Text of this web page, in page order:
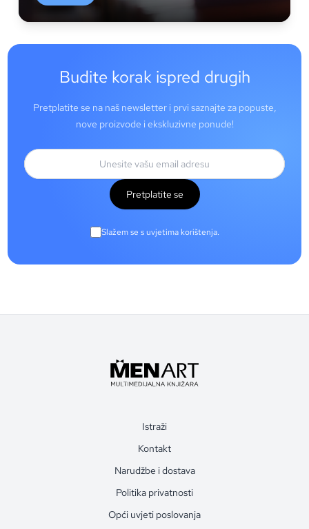
Budite korak ispred drugih
Pretplatite se na naš newsletter i prvi saznajte za popuste,
nove proizvode i ekskluzivne ponude!
Pretplatite se
Slažem se s uvjetima korištenja.
Istraži
Kontakt
Narudžbe i dostava
Politika privatnosti
Opći uvjeti poslovanja